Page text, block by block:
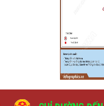
Đề xuất
lượt xem:
4/CV-
Đề xuất
2024 của
lượt xem: